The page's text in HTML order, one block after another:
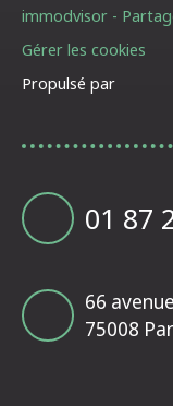
immodvisor -
Gérer les cookies
Propulsé par
01 87
66
75008